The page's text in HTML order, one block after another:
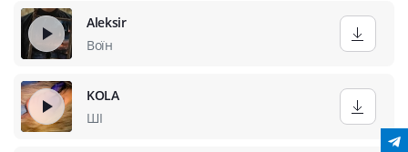
Aleksir
Воїн
KOLA
ШІ